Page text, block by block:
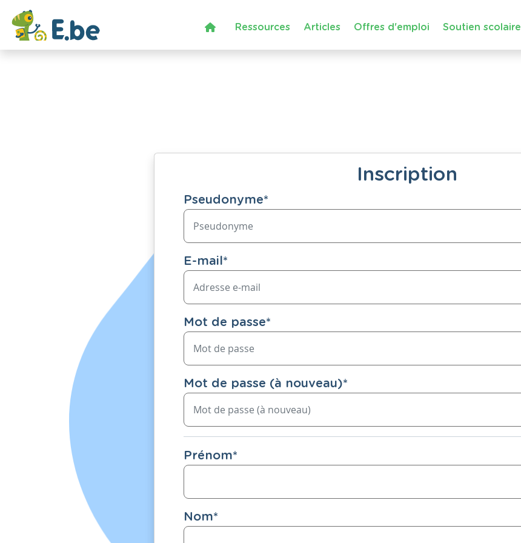
Ressources Articles Offres d'emploi Soutien scolaire
Inscription
Pseudonyme*
E-mail*
Mot de passe*
Mot de passe (à nouveau)*
Prénom*
Nom*